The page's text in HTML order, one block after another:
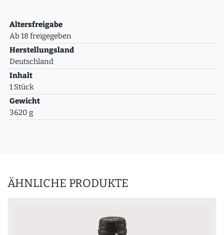
Altersfreigabe
Ab 18 freigegeben
Herstellungsland
Deutschland
Inhalt
1 Stück
Gewicht
3620 g
ÄHNLICHE PRODUKTE